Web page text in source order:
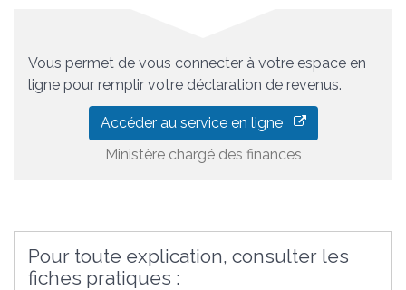
Vous permet de vous connecter à votre espace en
ligne pour remplir votre déclaration de revenus.
Accéder au service en ligne
Ministère chargé des finances
Pour toute explication, consulter les
fiches pratiques :